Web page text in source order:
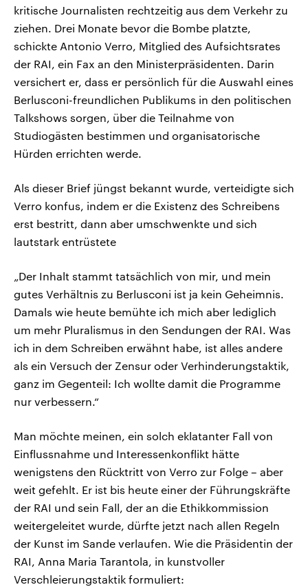
kritische Journalisten rechtzeitig aus dem Verkehr zu
ziehen. Drei Monate bevor die Bombe platzte,
schickte Antonio Verro, Mitglied des Aufsichtsrates
der RAI, ein Fax an den Ministerpräsidenten. Darin
versichert er, dass er persönlich für die Auswahl eines
Berlusconi-freundlichen Publikums in den politischen
Talkshows sorgen, über die Teilnahme von
Studiogästen bestimmen und organisatorische
Hürden errichten werde.
Als dieser Brief jüngst bekannt wurde, verteidigte sich
Verro konfus, indem er die Existenz des Schreibens
erst bestritt, dann aber umschwenkte und sich
lautstark entrüstete
„Der Inhalt stammt tatsächlich von mir, und mein
gutes Verhältnis zu Berlusconi ist ja kein Geheimnis.
Damals wie heute bemühte ich mich aber lediglich
um mehr Pluralismus in den Sendungen der RAI. Was
ich in dem Schreiben erwähnt habe, ist alles andere
als ein Versuch der Zensur oder Verhinderungstaktik,
ganz im Gegenteil: Ich wollte damit die Programme
nur verbessern.“
Man möchte meinen, ein solch eklatanter Fall von
Einflussnahme und Interessenkonflikt hätte
wenigstens den Rücktritt von Verro zur Folge – aber
weit gefehlt. Er ist bis heute einer der Führungskräfte
der RAI und sein Fall, der an die Ethikkommission
weitergeleitet wurde, dürfte jetzt nach allen Regeln
der Kunst im Sande verlaufen. Wie die Präsidentin der
RAI, Anna Maria Tarantola, in kunstvoller
Verschleierungstaktik formuliert: